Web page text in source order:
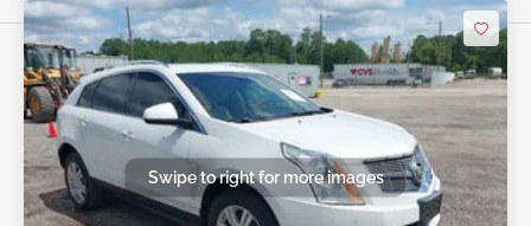
Swipe to right for more images